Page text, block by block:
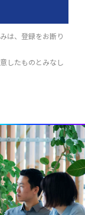
は、登録をお断り
したものとみなし